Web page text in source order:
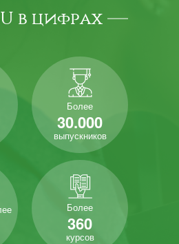
в цифрах
Более
30.000
выпускников
Более
360
курсов